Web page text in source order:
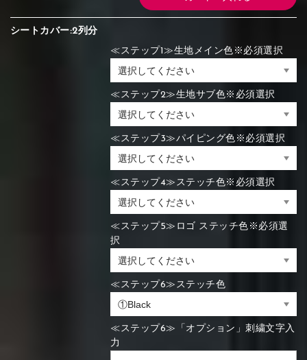
シートカバー:2列分
≪ステップ1≫生地メイン色※必須選択
≪ステップ2≫生地サブ色※必須選択
≪ステップ3≫パイピング色※必須選択
≪ステップ4≫ステッチ色※必須選択
≪ステップ5≫ロゴ ステッチ色※必須選
択
≪ステップ6≫ステッチ色
≪ステップ6≫「オプション」刺繍文字入
力